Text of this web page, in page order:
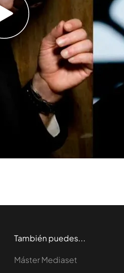
una fiesta por todo
deCSI en Españay,
la casa por la
para amantes
y CSI Nueva York
España. ‘CSI
También puedes...
Máster Mediaset